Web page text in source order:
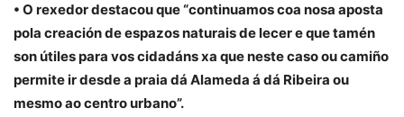
• O rexedor destacou que “continuamos coa nosa aposta
pola creación de espazos naturais de lecer e que tamén
son útiles para vos cidadáns xa que neste caso ou camiño
permite ir desde a praia dá Alameda á dá Ribeira ou
mesmo ao centro urbano”.